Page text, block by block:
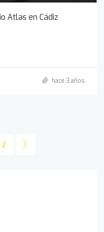
Atlas en Cádiz
hace 3 años
2